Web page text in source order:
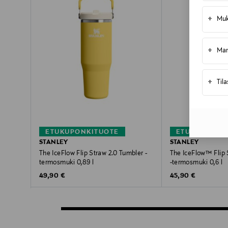
+
+
+
ETUKUPONKITUOTE
STANLEY
The IceFlow Flip Straw 2.0 Tumbler -
termosmuki 0,89 l
Original Price
49,90 €
STANLEY
The IceFlow™ Flip
-termosmuki 0,6 l
Original Price
45,90 €